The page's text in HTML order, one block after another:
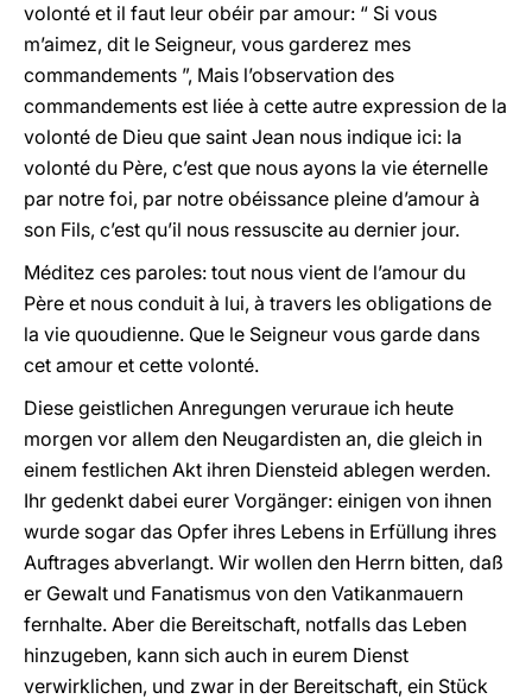
volonté et il faut leur obéir par amour: “ Si vous
m’aimez, dit le Seigneur, vous garderez mes
commandements ”, Mais l’observation des
commandements est liée à cette autre expression de la
volonté de Dieu que saint Jean nous indique ici: la
volonté du Père, c’est que nous ayons la vie éternelle
par notre foi, par notre obéissance pleine d’amour à
son Fils, c’est qu’il nous ressuscite au dernier jour.
Méditez ces paroles: tout nous vient de l’amour du
Père et nous conduit à lui, à travers les obligations de
la vie quoudienne. Que le Seigneur vous garde dans
cet amour et cette volonté.
Diese geistlichen Anregungen veruraue ich heute
morgen vor allem den Neugardisten an, die gleich in
einem festlichen Akt ihren Diensteid ablegen werden.
Ihr gedenkt dabei eurer Vorgänger: einigen von ihnen
wurde sogar das Opfer ihres Lebens in Erfüllung ihres
Auftrages abverlangt. Wir wollen den Herrn bitten, daß
er Gewalt und Fanatismus von den Vatikanmauern
fernhalte. Aber die Bereitschaft, notfalls das Leben
hinzugeben, kann sich auch in eurem Dienst
verwirklichen, und zwar in der Bereitschaft, ein Stück